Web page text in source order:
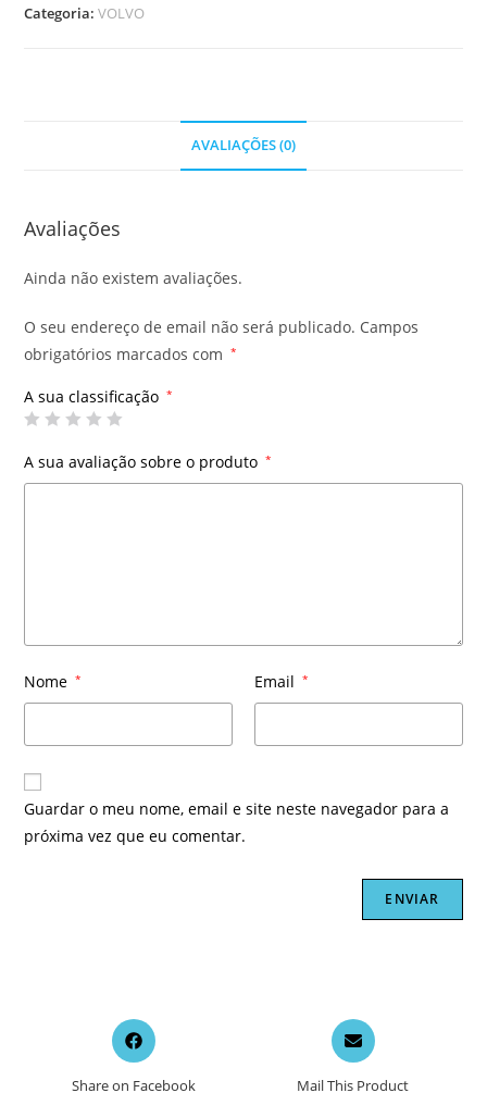
Categoria:VOLVO
AVALIAÇÕES (0)
Avaliações
Ainda não existem avaliações.
O seu endereço de email não será publicado. Campos
obrigatórios marcados com
*
A sua classificação *
A sua avaliação sobre o produto *
Nome * Email *
Guardar o meu nome, email e site neste navegador para a
próxima vez que eu comentar.
Opens
in
Share on Facebook
Opens
in
a
Mail This Product